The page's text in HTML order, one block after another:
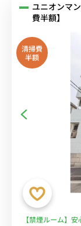
ユニオンマ
費半額】
清掃費
半額
【禁煙ルーム】